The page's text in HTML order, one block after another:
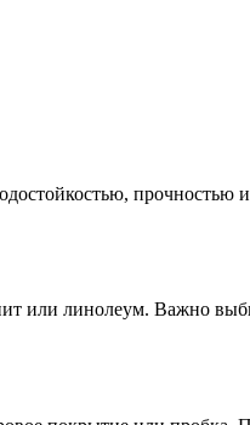
прочностью
или линолеум. Важно